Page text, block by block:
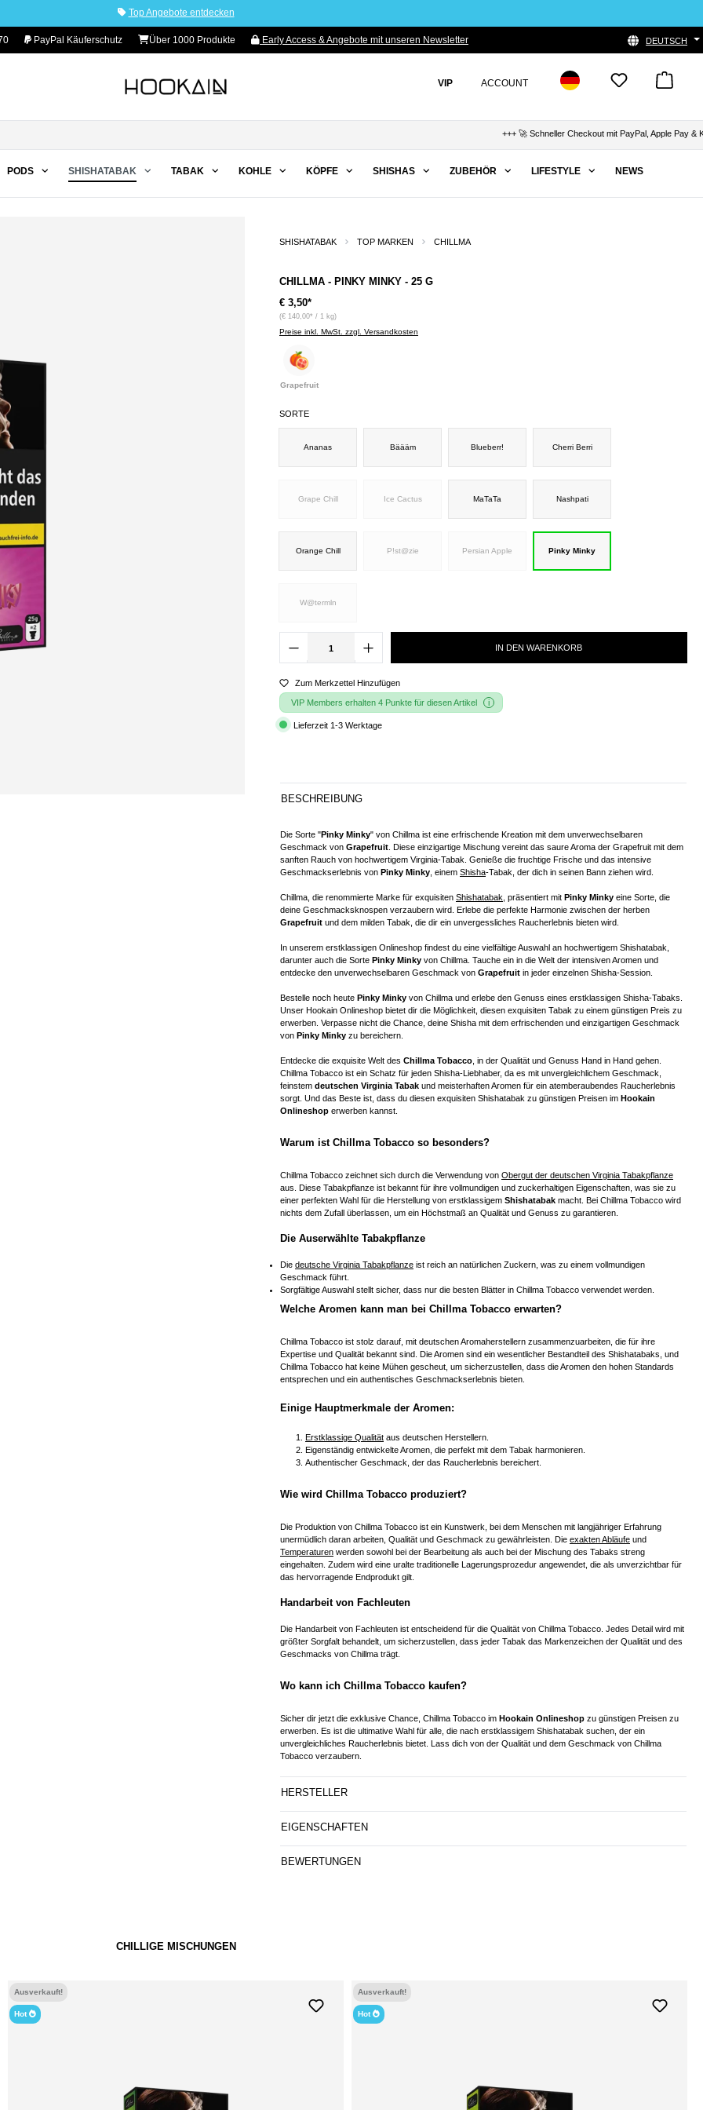
Top Angebote entdecken
PayPal Käuferschutz Über 1000 Produkte Early Access & Angebote mit unseren Newsletter DEUTSCH
VIP ACCOUNT
+++ 🚀 Schneller Checkout mit PayPal, Apple Pay &
PODS SHISHATABAK TABAK KOHLE KÖPFE SHISHAS ZUBEHÖR LIFESTYLE NEWS
SHISHATABAK TOP MARKEN CHILLMA
CHILLMA - PINKY MINKY - 25 G
€ 3,50*
(€ 140,00* / 1 kg)
Preise inkl. MwSt. zzgl. Versandkosten
Grapefruit
SORTE
Ananas Bäääm Blueberr! Cherri Berri
Grape Chill Ice Cactus MaTaTa Nashpati
Orange Chill P!st@zie Persian Apple Pinky Minky
W@termln
IN DEN WARENKORB
Zum Merkzettel Hinzufügen
VIP Members erhalten 4 Punkte für diesen Artikel
Lieferzeit 1-3 Werktage
BESCHREIBUNG
Die Sorte "Pinky Minky" von Chillma ist eine erfrischende Kreation mit dem unverwechselbaren
Geschmack von Grapefruit . Diese einzigartige Mischung vereint das saure Aroma der Grapefruit mit dem
sanften Rauch von hochwertigem Virginia-Tabak. Genieße die fruchtige Frische und das intensive
Geschmackserlebnis von Pinky Minky , einem Shisha-Tabak, der dich in seinen Bann ziehen wird.
Chillma, die renommierte Marke für exquisiten Shishatabak , präsentiert mit Pinky Minky eine Sorte, die
deine Geschmacksknospen verzaubern wird. Erlebe die perfekte Harmonie zwischen der herben
Grapefruit und dem milden Tabak, die dir ein unvergessliches Raucherlebnis bieten wird.
In unserem erstklassigen Onlineshop findest du eine vielfältige Auswahl an hochwertigem Shishatabak,
darunter auch die Sorte Pinky Minky von Chillma. Tauche ein in die Welt der intensiven Aromen und
entdecke den unverwechselbaren Geschmack von Grapefruit in jeder einzelnen Shisha-Session.
Bestelle noch heute Pinky Minky von Chillma und erlebe den Genuss eines erstklassigen Shisha-Tabaks.
Unser Hookain Onlineshop bietet dir die Möglichkeit, diesen exquisiten Tabak zu einem günstigen Preis zu
erwerben. Verpasse nicht die Chance, deine Shisha mit dem erfrischenden und einzigartigen Geschmack
von Pinky Minky zu bereichern.
Entdecke die exquisite Welt des Chillma Tobacco , in der Qualität und Genuss Hand in Hand gehen.
Chillma Tobacco ist ein Schatz für jeden Shisha-Liebhaber, da es mit unvergleichlichem Geschmack,
feinstem deutschen Virginia Tabak und meisterhaften Aromen für ein atemberaubendes Raucherlebnis
sorgt. Und das Beste ist, dass du diesen exquisiten Shishatabak zu günstigen Preisen im Hookain
Onlineshop erwerben kannst.
Warum ist Chillma Tobacco so besonders?
Chillma Tobacco zeichnet sich durch die Verwendung von Obergut der deutschen Virginia Tabakpflanze
aus. Diese Tabakpflanze ist bekannt für ihre vollmundigen und zuckerhaltigen Eigenschaften, was sie zu
einer perfekten Wahl für die Herstellung von erstklassigem Shishatabak macht. Bei Chillma Tobacco wird
nichts dem Zufall überlassen, um ein Höchstmaß an Qualität und Genuss zu garantieren.
Die Auserwählte Tabakpflanze
Die deutsche Virginia Tabakpflanze ist reich an natürlichen Zuckern, was zu einem vollmundigen
Geschmack führt.
Sorgfältige Auswahl stellt sicher, dass nur die besten Blätter in Chillma Tobacco verwendet werden.
Welche Aromen kann man bei Chillma Tobacco erwarten?
Chillma Tobacco ist stolz darauf, mit deutschen Aromaherstellern zusammenzuarbeiten, die für ihre
Expertise und Qualität bekannt sind. Die Aromen sind ein wesentlicher Bestandteil des Shishatabaks, und
Chillma Tobacco hat keine Mühen gescheut, um sicherzustellen, dass die Aromen den hohen Standards
entsprechen und ein authentisches Geschmackserlebnis bieten.
Einige Hauptmerkmale der Aromen:
Erstklassige Qualität aus deutschen Herstellern.
Eigenständig entwickelte Aromen, die perfekt mit dem Tabak harmonieren.
Authentischer Geschmack, der das Raucherlebnis bereichert.
Wie wird Chillma Tobacco produziert?
Die Produktion von Chillma Tobacco ist ein Kunstwerk, bei dem Menschen mit langjähriger Erfahrung
unermüdlich daran arbeiten, Qualität und Geschmack zu gewährleisten. Die exakten Abläufe und
Temperaturen werden sowohl bei der Bearbeitung als auch bei der Mischung des Tabaks streng
eingehalten. Zudem wird eine uralte traditionelle Lagerungsprozedur angewendet, die als unverzichtbar für
das hervorragende Endprodukt gilt.
Handarbeit von Fachleuten
Die Handarbeit von Fachleuten ist entscheidend für die Qualität von Chillma Tobacco. Jedes Detail wird mit
größter Sorgfalt behandelt, um sicherzustellen, dass jeder Tabak das Markenzeichen der Qualität und des
Geschmacks von Chillma trägt.
Wo kann ich Chillma Tobacco kaufen?
Sicher dir jetzt die exklusive Chance, Chillma Tobacco im Hookain Onlineshop zu günstigen Preisen zu
erwerben. Es ist die ultimative Wahl für alle, die nach erstklassigem Shishatabak suchen, der ein
unvergleichliches Raucherlebnis bietet. Lass dich von der Qualität und dem Geschmack von Chillma
Tobacco verzaubern.
HERSTELLER
EIGENSCHAFTEN
BEWERTUNGEN
CHILLIGE MISCHUNGEN
Ausverkauft!
Hot
Ausverkauft!
Hot